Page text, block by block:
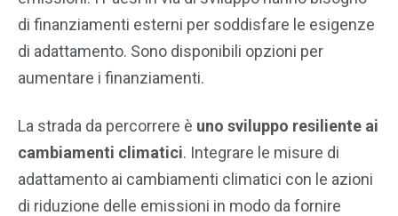
di finanziamenti esterni per soddisfare le esigenze
di adattamento. Sono disponibili opzioni per
aumentare i finanziamenti.
La strada da percorrere è uno sviluppo resiliente ai
cambiamenti climatici. Integrare le misure di
adattamento ai cambiamenti climatici con le azioni
di riduzione delle emissioni in modo da fornire